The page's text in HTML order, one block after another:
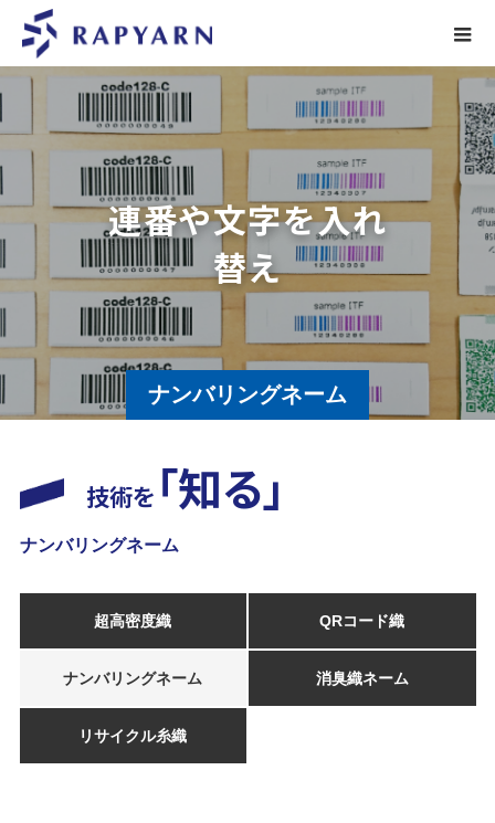
ナンバリングネーム
連番や文字を入れ
替えて織り上
技術を 「知る」
ナンバリングネーム
超高密度織 QRコード織
ナンバリングネーム 消臭織ネーム
リサイクル糸織